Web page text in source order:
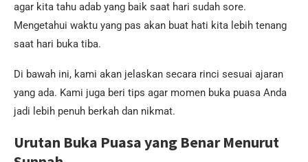
agar kita tahu adab yang baik saat hari sudah sore.
Mengetahui waktu yang pas akan buat hati kita lebih tenang
saat hari buka tiba.
Di bawah ini, kami akan jelaskan secara rinci sesuai ajaran
yang ada. Kami juga beri tips agar momen buka puasa Anda
jadi lebih penuh berkah dan nikmat.
Urutan Buka Puasa yang Benar Menurut